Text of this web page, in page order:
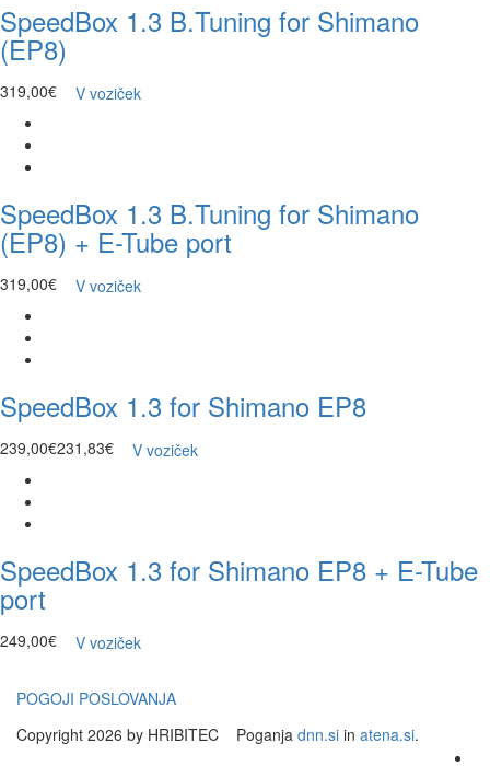
SpeedBox 1.3 B.Tuning for Shimano
(EP8)
319,00€ V voziček
SpeedBox 1.3 B.Tuning for Shimano
(EP8) + E-Tube port
319,00€ V voziček
SpeedBox 1.3 for Shimano EP8
239,00€231,83€ V voziček
SpeedBox 1.3 for Shimano EP8 + E-Tube
port
249,00€ V voziček
POGOJI POSLOVANJA
Copyright 2026 by HRIBITEC Poganja dnn.si in atena.si.